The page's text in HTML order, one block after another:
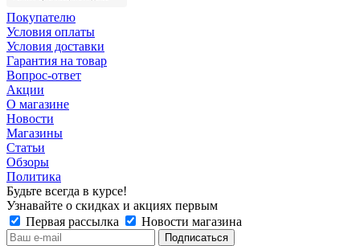
Покупателю
Условия оплаты
Условия доставки
Гарантия на товар
Вопрос-ответ
Акции
О магазине
Новости
Магазины
Статьи
Обзоры
Политика
Будьте всегда в курсе!
Узнавайте о скидках и акциях первым
Первая рассылка
Новости магазина